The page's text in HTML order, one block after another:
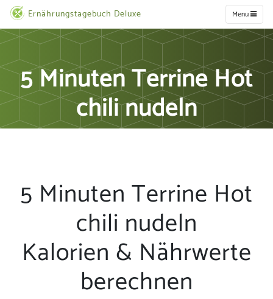
Ernährungstagebuch Deluxe Menu
5 Minuten Terrine Hot
chili nudeln
5 Minuten Terrine Hot
chili nudeln
Kalorien & Nährwerte
berechnen